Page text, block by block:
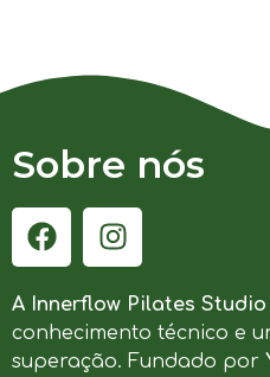
Sobre nós
A Innerflow Pilates Studio
conhecimento técnico e
superação. Fundado por